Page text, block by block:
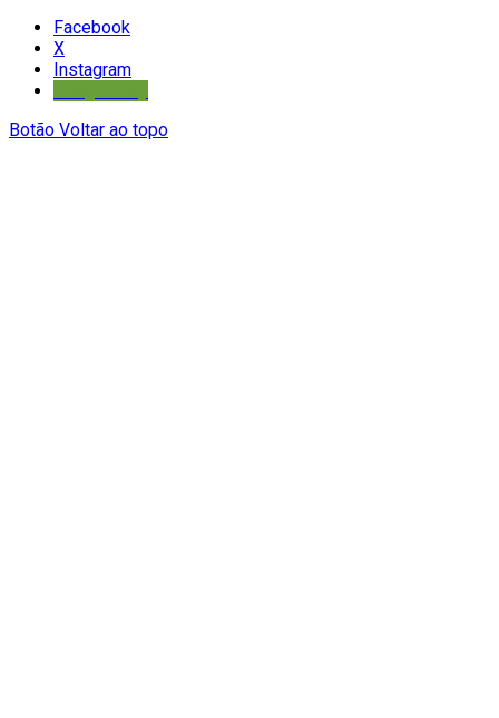
Facebook
X
Instagram
Botão Voltar ao topo